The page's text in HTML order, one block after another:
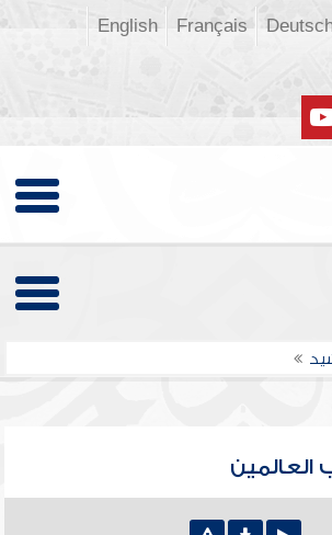
Français
English
العالمين